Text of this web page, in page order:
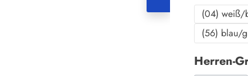
(04) weiß/
(56) blau/
Herren-